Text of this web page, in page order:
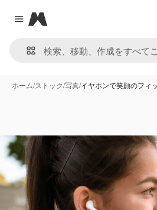
Close menu
Magnific
ホーム/ストック/写真/イヤホンで笑顔のフィ